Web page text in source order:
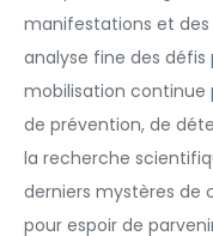
manifestations et des
analyse fine des défis
mobilisation continue
de prévention, de
la recherche
derniers mystères
pour espoir de